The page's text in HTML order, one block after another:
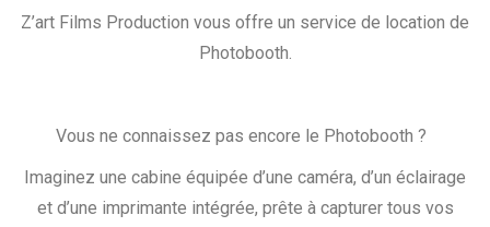
Z’art Films Production vous offre un service de location de
Photobooth.
Vous ne connaissez pas encore le Photobooth ?
Imaginez une cabine équipée d’une caméra, d’un éclairage
et d’une imprimante intégrée, prête à capturer tous vos